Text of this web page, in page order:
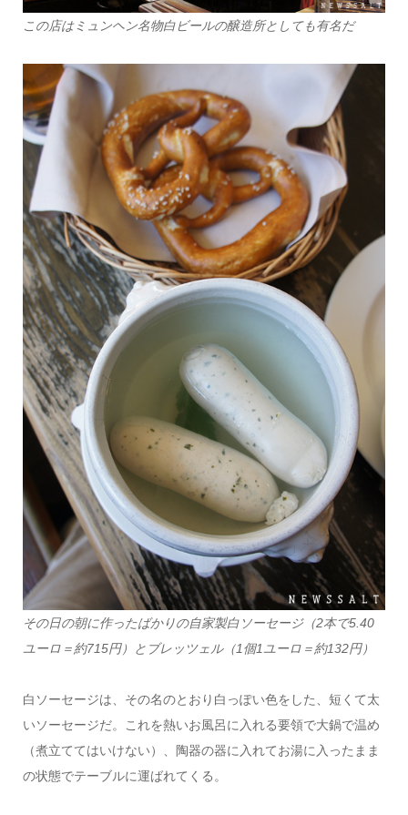
この店はミュンヘン名物白ビールの醸造所としても有名だ
その日の朝に作ったばかりの自家製白ソーセージ（2本で5.40
ユーロ＝約715円）とブレッツェル（1個1ユーロ＝約132円）
白ソーセージは、その名のとおり白っぽい色をした、短くて太
いソーセージだ。これを熱いお風呂に入れる要領で大鍋で温め
（煮立ててはいけない）、陶器の器に入れてお湯に入ったまま
の状態でテーブルに運ばれてくる。